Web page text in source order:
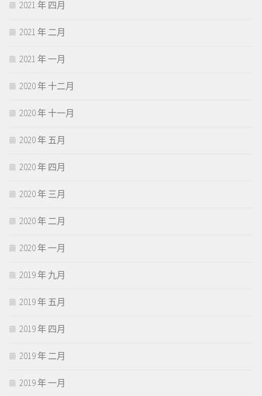
2021 年 四月
2021 年 二月
2021 年 一月
2020 年 十二月
2020 年 十一月
2020 年 五月
2020 年 四月
2020 年 三月
2020 年 二月
2020 年 一月
2019 年 九月
2019 年 五月
2019 年 四月
2019 年 二月
2019 年 一月